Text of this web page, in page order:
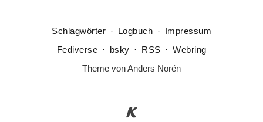
Schlagwörter · Logbuch · Impressum
Fediverse · bsky · RSS · Webring
Theme vonAnders Norén